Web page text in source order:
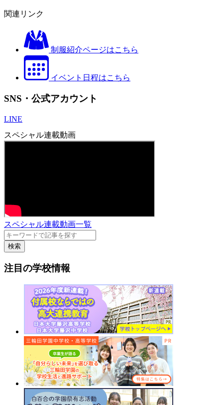
関連リンク
制服紹介ページはこちら
イベント日程はこちら
SNS・公式アカウント
LINE
スペシャル連載動画
スペシャル連載動画一覧
検索
注目の学校情報